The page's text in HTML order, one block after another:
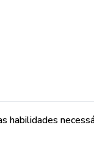
habilidades